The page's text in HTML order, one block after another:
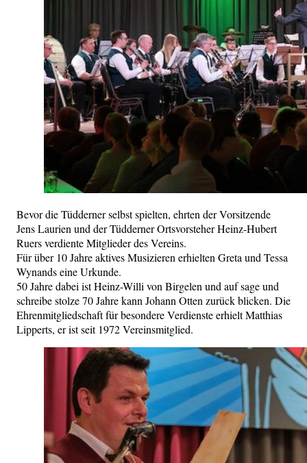
Bevor die Tüdderner selbst spielten, ehrten der Vorsitzende
Jens Laurien und der Tüdderner Ortsvorsteher Heinz-Hubert
Ruers verdiente Mitglieder des Vereins.
Für über 10 Jahre aktives Musizieren erhielten Greta und Tessa
Wynands eine Urkunde.
50 Jahre dabei ist Heinz-Willi von Birgelen und auf sage und
schreibe stolze 70 Jahre kann Johann Otten zurück blicken. Die
Ehrenmitgliedschaft für besondere Verdienste erhielt Matthias
Lipperts, er ist seit 1972 Vereinsmitglied.